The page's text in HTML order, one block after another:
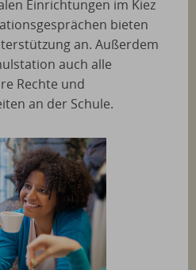
Einrichtungen im Kiez
bieten
an. Außerdem
auch alle
Rechte und
an der Schule.